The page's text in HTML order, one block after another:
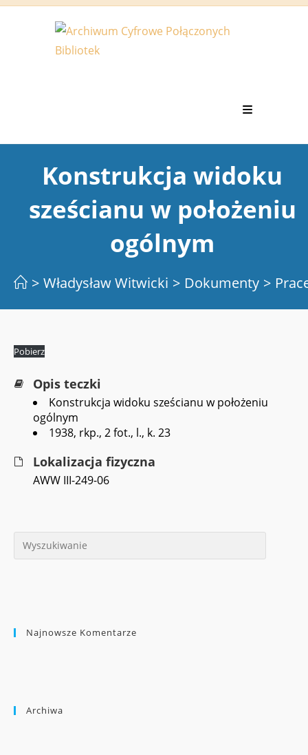
Koniec
Konstrukcja widoku
sześcianu w położeniu
ogólnym
> Władysław Witwicki > Dokumenty >
Pobierz
Opis teczki
Konstrukcja widoku sześcianu w położeniu
ogólnym
1938, rkp., 2 fot., l., k. 23
Lokalizacja fizyczna
AWW III-249-06
Najnowsze Komentarze
Archiwa